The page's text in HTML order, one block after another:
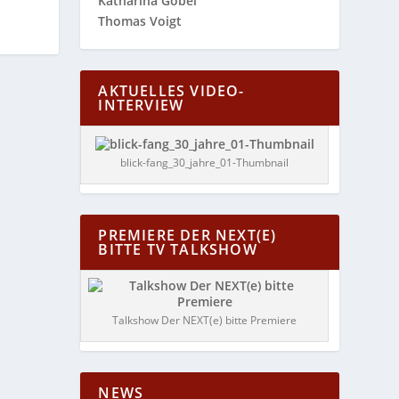
Thomas Voigt
AKTUELLES VIDEO-
INTERVIEW
blick-fang_30_jahre_01-Thumbnail
PREMIERE DER NEXT(E)
BITTE TV TALKSHOW
Talkshow Der NEXT(e) bitte Premiere
NEWS